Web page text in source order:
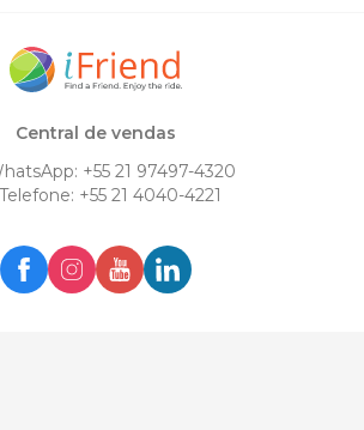
Central de vendas
+55 21 97497-4320
Telefone: +55 21 4040-4221